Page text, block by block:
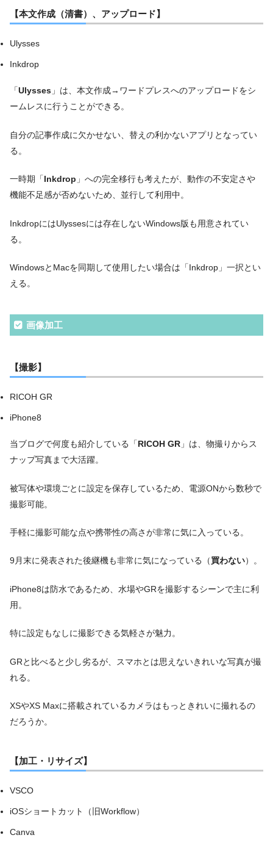
【本文作成（清書）、アップロード】
Ulysses
Inkdrop
「 Ulysses 」は、本文作成→ワードプレスへのアップロードをシ
ームレスに行うことができる。
自分の記事作成に欠かせない、替えの利かないアプリとなってい
る。
一時期「 Inkdrop 」への完全移行も考えたが、動作の不安定さや
機能不足感が否めないため、並行して利用中。
InkdropにはUlyssesには存在しないWindows版も用意されてい
る。
WindowsとMacを同期して使用したい場合は「Inkdrop」一択とい
える。
画像加工
【撮影】
RICOH GR
iPhone8
当ブログで何度も紹介している「 RICOH GR 」は、物撮りからス
ナップ写真まで大活躍。
被写体や環境ごとに設定を保存しているため、電源ONから数秒で
撮影可能。
手軽に撮影可能な点や携帯性の高さが非常に気に入っている。
9月末に発表された後継機も非常に気になっている（ 買わない）。
iPhone8は防水であるため、水場やGRを撮影するシーンで主に利
用。
特に設定もなしに撮影できる気軽さが魅力。
GRと比べると少し劣るが、スマホとは思えないきれいな写真が撮
れる。
XSやXS Maxに搭載されているカメラはもっときれいに撮れるの
だろうか。
【加工・リサイズ】
VSCO
iOSショートカット（旧Workflow）
Canva